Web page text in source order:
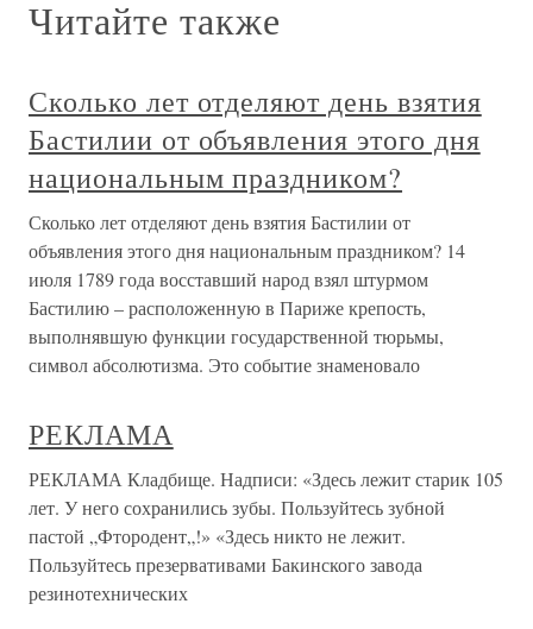
Читайте также
Сколько лет отделяют день взятия
Бастилии от объявления этого дня
национальным праздником?
Сколько лет отделяют день взятия Бастилии от
объявления этого дня национальным праздником? 14
июля 1789 года восставший народ взял штурмом
Бастилию – расположенную в Париже крепость,
выполнявшую функции государственной тюрьмы,
символ абсолютизма. Это событие знаменовало
РЕКЛАМА
РЕКЛАМА Кладбище. Надписи: «Здесь лежит старик 105
лет. У него сохранились зубы. Пользуйтесь зубной
пастой „Фтородент„!» «Здесь никто не лежит.
Пользуйтесь презервативами Бакинского завода
резинотехнических